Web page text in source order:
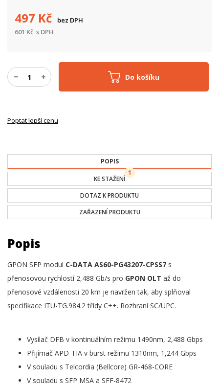
Do košíku
497 Kč
bez DPH
601 Kč s DPH
Poptat lepší cenu
POPIS
KE STAŽENÍ
1
DOTAZ K PRODUKTU
ZAŘAZENÍ PRODUKTU
Popis
GPON SFP modul C-DATA AS60-PG43207-CPSS7 s
přenosovou rychlostí 2,488 Gb/s pro GPON OLT až do
přenosové vzdálenosti 20 km je navržen tak, aby splňoval
specifikace ITU-TG.984.2 třídy C++. Rozhraní SC/UPC.
Vysílač DFB v kontinuálním režimu 1490nm, 2,488 Gbps
Přijímač APD-TIA v burst režimu 1310nm, 1,244 Gbps
V souladu s Telcordia (Bellcore) GR-468-CORE
V souladu s SFP MSA a SFF-8472